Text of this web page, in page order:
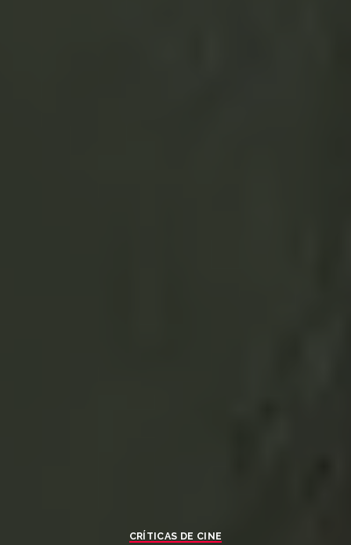
CRÍTICAS DE CINE